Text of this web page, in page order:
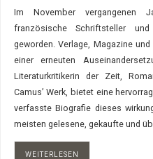
Im November vergangenen
französische Schriftsteller
geworden. Verlage, Magazine
einer erneuten
Literaturkritikerin der Zeit,
Camus’ Werk, bietet eine
verfasste Biografie dieses
meisten gelesene, gekaufte und
WEITERLESEN